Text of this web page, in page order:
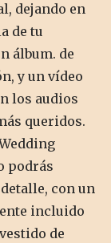
dejando en
de tu
álbum. de
y un vídeo
los audios
queridos.
podrás
con un
incluido
de